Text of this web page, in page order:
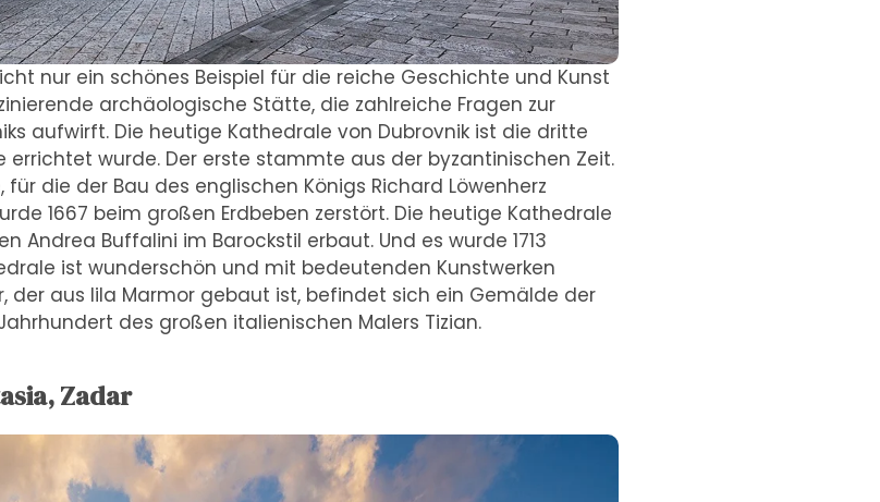
nur ein schönes Beispiel für die reiche Geschichte und Kunst
archäologische Stätte, die zahlreiche Fragen zur
aufwirft. Die heutige Kathedrale von Dubrovnik ist die dritte
errichtet wurde. Der erste stammte aus der byzantinischen Zeit.
die der Bau des englischen Königs Richard Löwenherz
1667 beim großen Erdbeben zerstört. Die heutige Kathedrale
Andrea Buffalini im Barockstil erbaut. Und es wurde 1713
ist wunderschön und mit bedeutenden Kunstwerken
der aus lila Marmor gebaut ist, befindet sich ein Gemälde der
des großen italienischen Malers Tizian.
Zadar